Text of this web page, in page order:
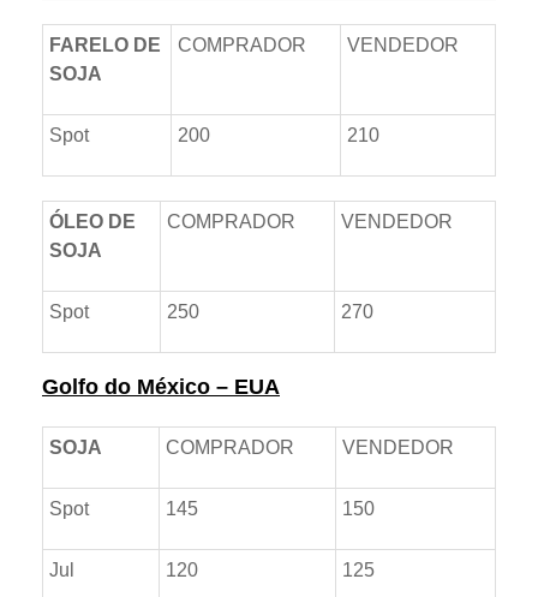
FARELO DE
SOJA
COMPRADOR VENDEDOR
Spot 200 210
ÓLEO DE
SOJA
COMPRADOR VENDEDOR
Spot 250 270
Golfo do México – EUA
SOJA COMPRADOR VENDEDOR
Spot 145 150
Jul 120 125